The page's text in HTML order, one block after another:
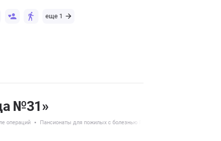
еще 1
№31»
операций Пансионаты для пожилых с болезнью Паркинсона